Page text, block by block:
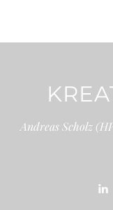
Andreas Scholz